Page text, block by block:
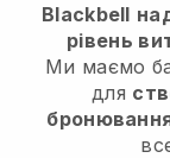
Blackbell
рівень
Ми маємо
для